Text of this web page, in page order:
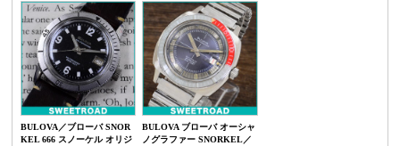
BULOVA／ブローバ SNOR
KEL 666 スノーケル オリジ
BULOVA ブローバ オーシャ
ノグラファー SNORKEL／